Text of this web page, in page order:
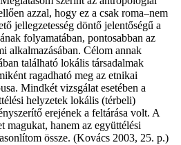
azzal, hogy ez a csak roma–nem
jellegzetesség döntő jelentőségű a
folyamatában, pontosabban az
alkalmazásában. Célom annak
található lokális társadalmak
ragadható meg az etnikai
Mindkét vizsgálat esetében a
helyzetek lokális (térbeli)
erejének a feltárása volt. A
magukat, hanem az együttélési
össze. (Kovács 2003, 25. p.)